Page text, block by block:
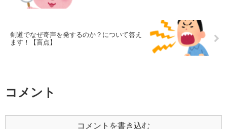
剣道でなぜ奇声を発するのか？について答え
ます！【盲点】
コメント
コメントを書き込む